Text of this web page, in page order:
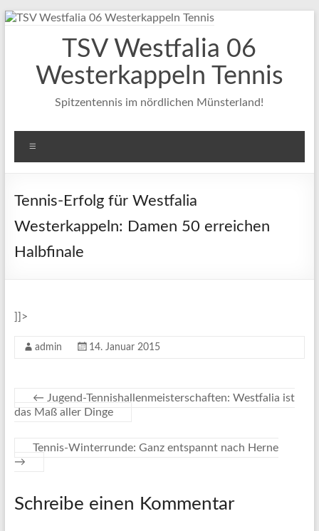
Zum
TSV Westfalia 06
Westerkappeln Tennis
Spitzentennis im nördlichen Münsterland!
Tennis-Erfolg für Westfalia
Westerkappeln: Damen 50 erreichen
Halbfinale
]]>
admin 14. Januar 2015
← Jugend-Tennishallenmeisterschaften: Westfalia ist
das Maß aller Dinge
Tennis-Winterrunde: Ganz entspannt nach Herne
→
Schreibe einen Kommentar